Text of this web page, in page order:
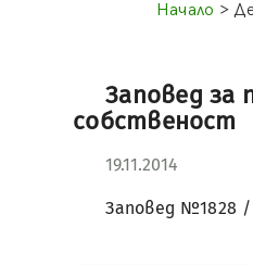
Начало >
Заповед за
собственост
19.11.2014
Заповед №1828 /